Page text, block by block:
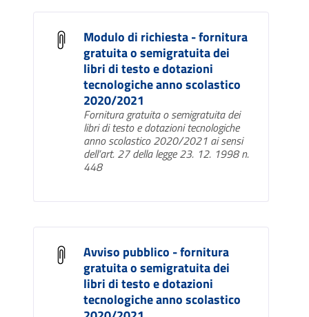
Modulo di richiesta - fornitura
gratuita o semigratuita dei
libri di testo e dotazioni
tecnologiche anno scolastico
2020/2021
Fornitura gratuita o semigratuita dei
libri di testo e dotazioni tecnologiche
anno scolastico 2020/2021 ai sensi
dell’art. 27 della legge 23. 12. 1998 n.
448
Avviso pubblico - fornitura
gratuita o semigratuita dei
libri di testo e dotazioni
tecnologiche anno scolastico